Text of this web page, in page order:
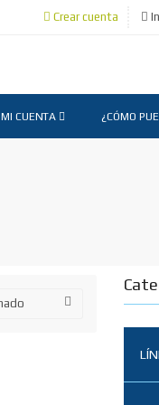
Crear cuenta
MI CUENTA ¿CÓMO